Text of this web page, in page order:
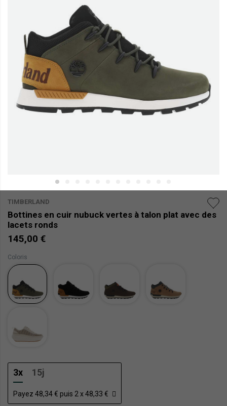
TIMBERLAND
Bottines en cuir nubuck vertes à talon plat avec des
lacets ronds
145,00 €
Coloris
3x 15j
Payez 48,34 € puis 2 x 48,33 €